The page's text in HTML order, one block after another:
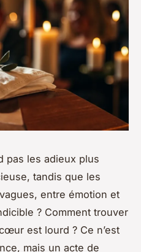
pas les adieux plus
tandis que les
entre émotion et
? Comment trouver
est lourd ? Ce n’est
mais un acte de